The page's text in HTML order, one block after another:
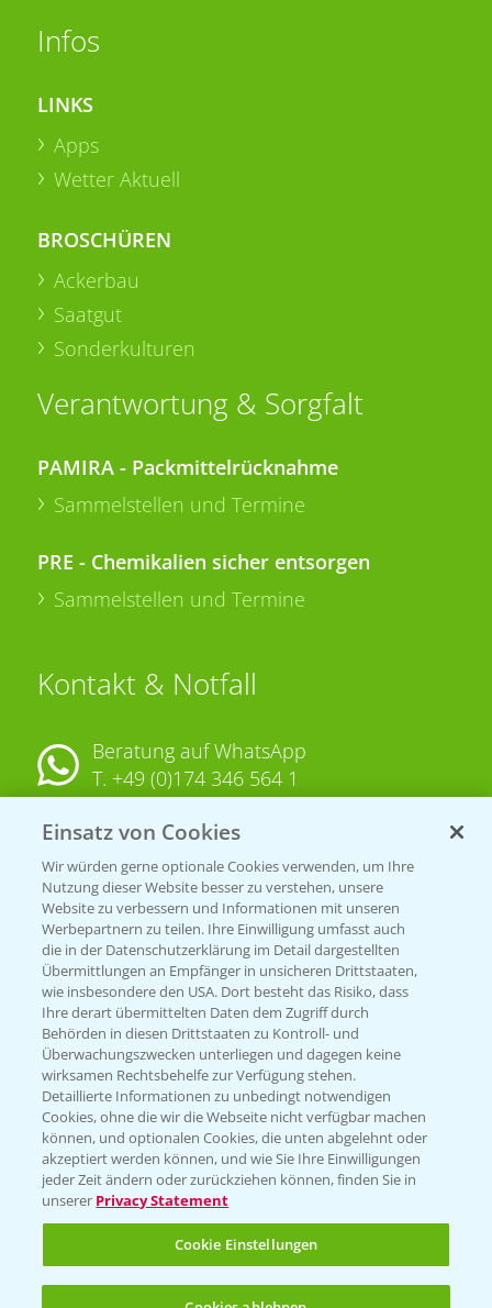
Infos
LINKS
Apps
Wetter Aktuell
BROSCHÜREN
Ackerbau
Saatgut
Sonderkulturen
Verantwortung & Sorgfalt
PAMIRA - Packmittelrücknahme
Sammelstellen und Termine
PRE - Chemikalien sicher entsorgen
Sammelstellen und Termine
Kontakt & Notfall
Beratung auf WhatsApp
T. +49 (0)174 346 564 1
KONTAKT
Hilfe in Notfällen
T.+49 (0)214/30-20220
Folgen Sie uns
Allgemeine Nutzungsbedingungen Datenschutzerklärung
Einsatz von Cookies
Wir würden gerne optionale Cookies verwenden, um Ihre
Nutzung dieser Website besser zu verstehen, unsere
Website zu verbessern und Informationen mit unseren
Werbepartnern zu teilen. Ihre Einwilligung umfasst auch
die in der Datenschutzerklärung im Detail dargestellten
Übermittlungen an Empfänger in unsicheren Drittstaaten,
wie insbesondere den USA. Dort besteht das Risiko, dass
Ihre derart übermittelten Daten dem Zugriff durch
Behörden in diesen Drittstaaten zu Kontroll- und
Überwachungszwecken unterliegen und dagegen keine
wirksamen Rechtsbehelfe zur Verfügung stehen.
Detaillierte Informationen zu unbedingt notwendigen
Cookies, ohne die wir die Webseite nicht verfügbar machen
können, und optionalen Cookies, die unten abgelehnt oder
akzeptiert werden können, und wie Sie Ihre Einwilligungen
jeder Zeit ändern oder zurückziehen können, finden Sie in
unserer Privacy Statement
Cookie Einstellungen